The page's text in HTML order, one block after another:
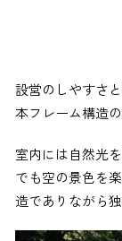
設営のしやすさ
本フレーム構造の
室内には自然光
でも空の景色を
造でありながら